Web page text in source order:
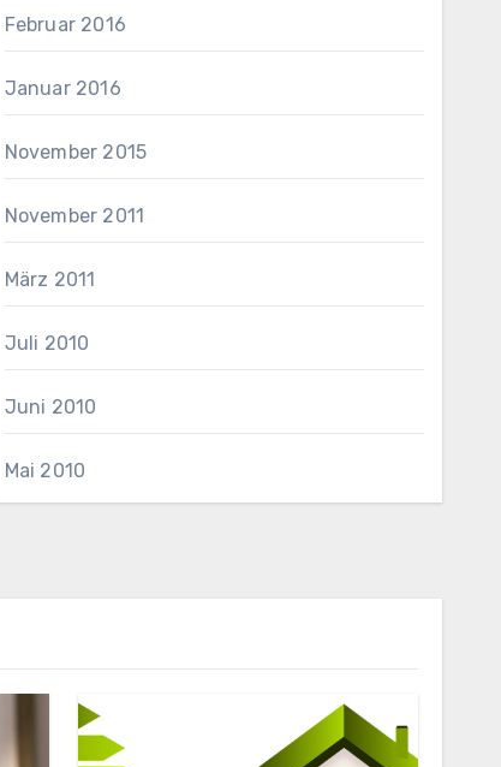
Februar 2016
Januar 2016
November 2015
November 2011
März 2011
Juli 2010
Juni 2010
Mai 2010